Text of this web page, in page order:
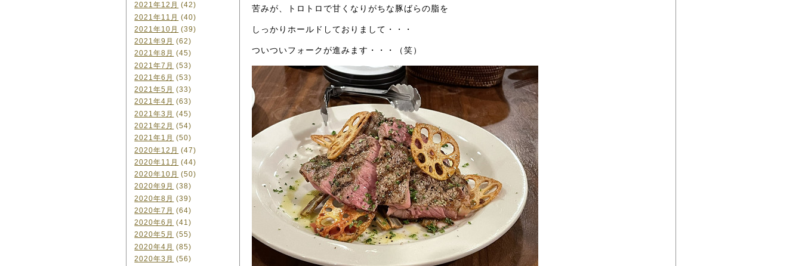
苦みが、トロトロで甘くなりがちな豚ばらの脂を
しっかりホールドしておりまして・・・
ついついフォークが進みます・・・（笑）
2021年12月 (42)
2021年11月 (40)
2021年10月 (39)
2021年9月 (62)
2021年8月 (45)
2021年7月 (53)
2021年6月 (53)
2021年5月 (33)
2021年4月 (63)
2021年3月 (45)
2021年2月 (54)
2021年1月 (50)
2020年12月 (47)
2020年11月 (44)
2020年10月 (50)
2020年9月 (38)
2020年8月 (39)
2020年7月 (64)
2020年6月 (41)
2020年5月 (55)
2020年4月 (85)
2020年3月 (56)